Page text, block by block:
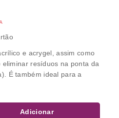
e acrygel, assim como
resíduos na ponta da
É também ideal para a
Adicionar